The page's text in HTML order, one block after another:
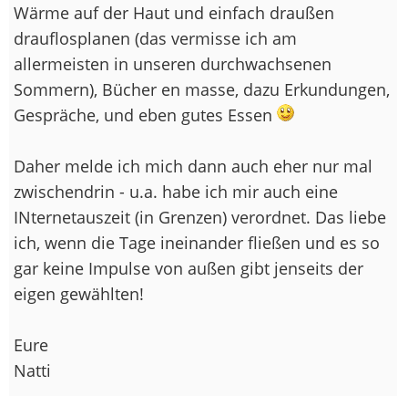
Wärme auf der Haut und einfach draußen
drauflosplanen (das vermisse ich am
allermeisten in unseren durchwachsenen
Sommern), Bücher en masse, dazu Erkundungen,
Gespräche, und eben gutes Essen
Daher melde ich mich dann auch eher nur mal
zwischendrin - u.a. habe ich mir auch eine
INternetauszeit (in Grenzen) verordnet. Das liebe
ich, wenn die Tage ineinander fließen und es so
gar keine Impulse von außen gibt jenseits der
eigen gewählten!
Eure
Natti